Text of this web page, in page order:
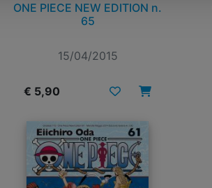
ONE PIECE NEW EDITION n.
65
15/04/2015
€ 5,90